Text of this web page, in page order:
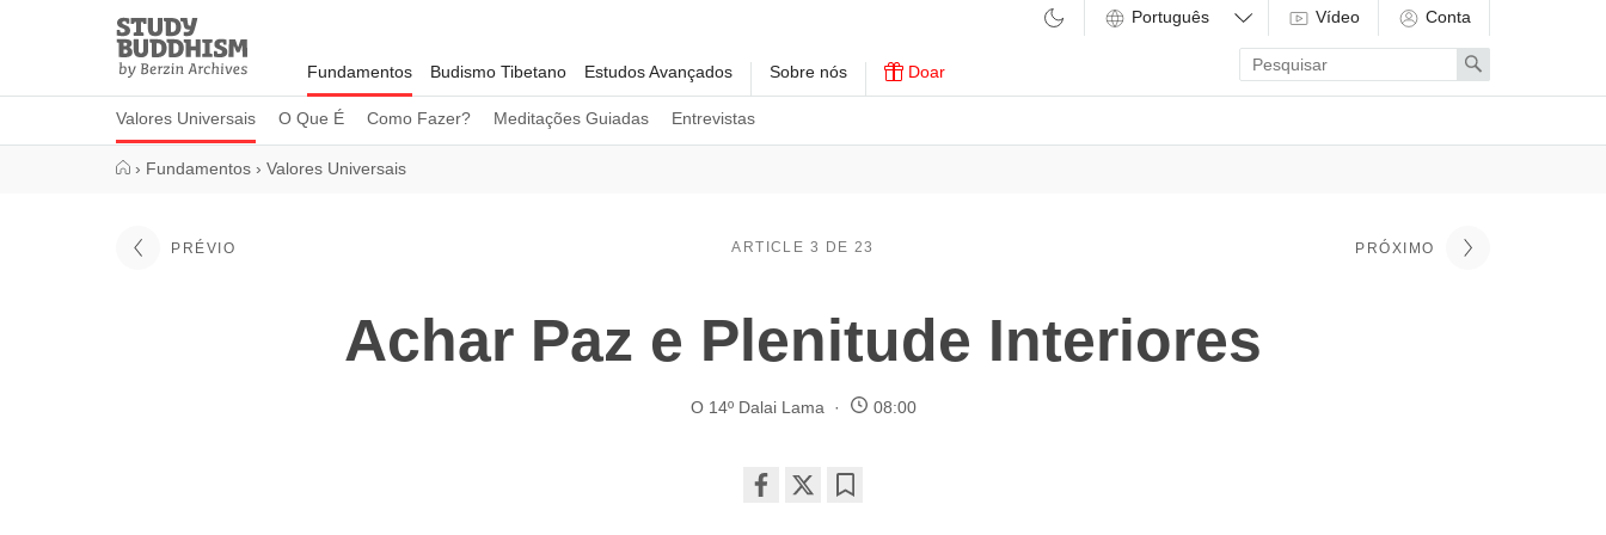
Study
Buddhism
Home
Fundamentos
Valores Universais O Que É Como Fazer? Meditações Guiadas Entrevistas
Budismo Tibetano Estudos Avançados Sobre nós Doar
Vídeo Conta
Enter
search
term
Search
› Fundamentos › Valores Universais
PRÉVIO ARTICLE 3 DE 23 PRÓXIMO
Achar Paz e Plenitude Interiores
O 14º Dalai Lama 08:00